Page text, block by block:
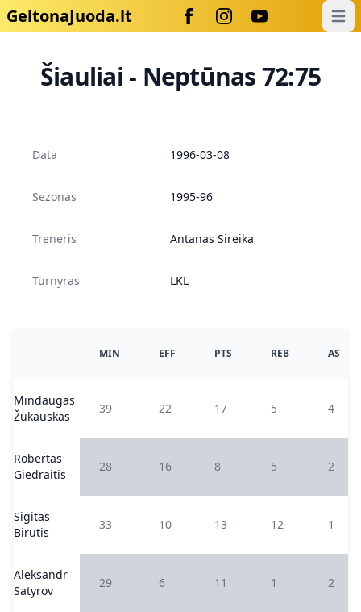
GeltonaJuoda.lt
Šiauliai - Neptūnas 72:75
Data 1996-03-08
Sezonas 1995-96
Treneris Antanas Sireika
Turnyras LKL
MIN EFF PTS REB AS
Mindaugas
Žukauskas
39 22 17 5 4
Robertas
Giedraitis
28 16 8 5 2
Sigitas
Birutis
33 10 13 12 1
Aleksandr
Satyrov
29 6 11 1 2